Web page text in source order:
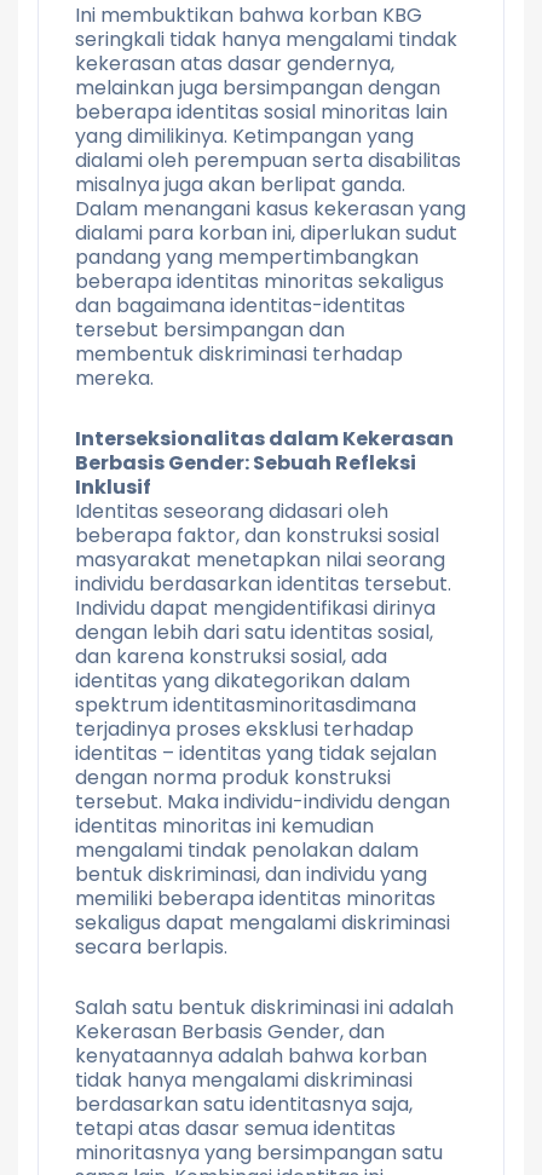
Ini membuktikan bahwa korban KBG
seringkali tidak hanya mengalami tindak
kekerasan atas dasar gendernya,
melainkan juga bersimpangan dengan
beberapa identitas sosial minoritas lain
yang dimilikinya. Ketimpangan yang
dialami oleh perempuan serta disabilitas
misalnya juga akan berlipat ganda.
Dalam menangani kasus kekerasan yang
dialami para korban ini, diperlukan sudut
pandang yang mempertimbangkan
beberapa identitas minoritas sekaligus
dan bagaimana identitas-identitas
tersebut bersimpangan dan
membentuk diskriminasi terhadap
mereka.
Interseksionalitas dalam Kekerasan
Berbasis Gender: Sebuah Refleksi
Inklusif
Identitas seseorang didasari oleh
beberapa faktor, dan konstruksi sosial
masyarakat menetapkan nilai seorang
individu berdasarkan identitas tersebut.
Individu dapat mengidentifikasi dirinya
dengan lebih dari satu identitas sosial,
dan karena konstruksi sosial, ada
identitas yang dikategorikan dalam
spektrum identitasminoritasdimana
terjadinya proses eksklusi terhadap
identitas – identitas yang tidak sejalan
dengan norma produk konstruksi
tersebut. Maka individu-individu dengan
identitas minoritas ini kemudian
mengalami tindak penolakan dalam
bentuk diskriminasi, dan individu yang
memiliki beberapa identitas minoritas
sekaligus dapat mengalami diskriminasi
secara berlapis.
Salah satu bentuk diskriminasi ini adalah
Kekerasan Berbasis Gender, dan
kenyataannya adalah bahwa korban
tidak hanya mengalami diskriminasi
berdasarkan satu identitasnya saja,
tetapi atas dasar semua identitas
minoritasnya yang bersimpangan satu